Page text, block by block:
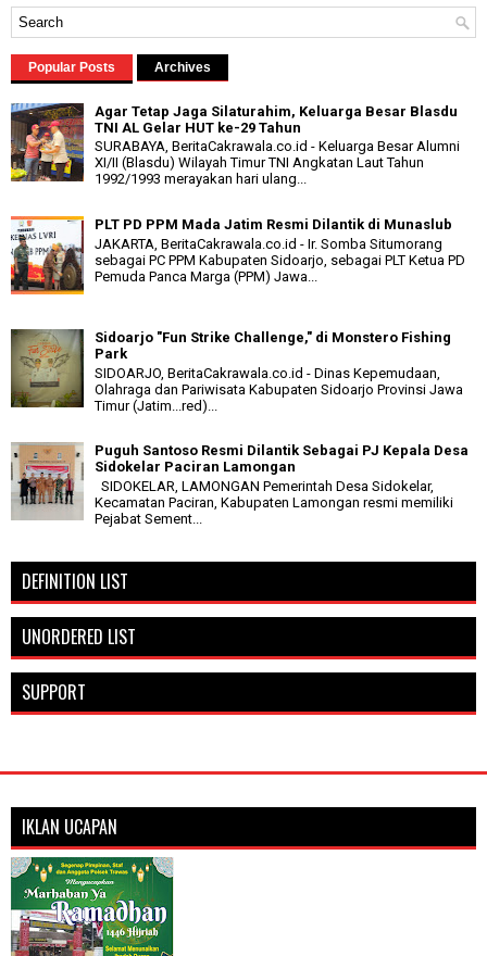
Popular Posts Archives
Agar Tetap Jaga Silaturahim, Keluarga Besar Blasdu
TNI AL Gelar HUT ke-29 Tahun
SURABAYA, BeritaCakrawala.co.id - Keluarga Besar Alumni
XI/II (Blasdu) Wilayah Timur TNI Angkatan Laut Tahun
1992/1993 merayakan hari ulang...
PLT PD PPM Mada Jatim Resmi Dilantik di Munaslub
JAKARTA, BeritaCakrawala.co.id - Ir. Somba Situmorang
sebagai PC PPM Kabupaten Sidoarjo, sebagai PLT Ketua PD
Pemuda Panca Marga (PPM) Jawa...
Sidoarjo "Fun Strike Challenge," di Monstero Fishing
Park
SIDOARJO, BeritaCakrawala.co.id - Dinas Kepemudaan,
Olahraga dan Pariwisata Kabupaten Sidoarjo Provinsi Jawa
Timur (Jatim...red)...
Puguh Santoso Resmi Dilantik Sebagai PJ Kepala Desa
Sidokelar Paciran Lamongan
SIDOKELAR, LAMONGAN Pemerintah Desa Sidokelar,
Kecamatan Paciran, Kabupaten Lamongan resmi memiliki
Pejabat Sement...
DEFINITION LIST
UNORDERED LIST
SUPPORT
IKLAN UCAPAN